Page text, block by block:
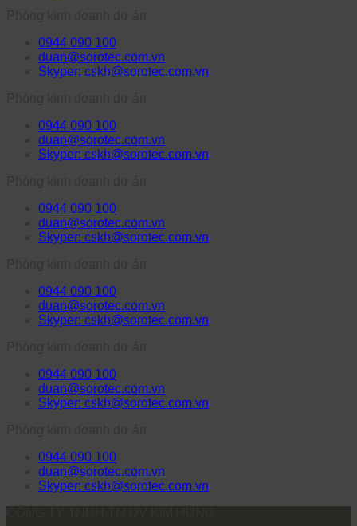
0944 090 100
duan@sorotec.com.vn
Skyper: cskh@sorotec.com.vn
0944 090 100
duan@sorotec.com.vn
Skyper: cskh@sorotec.com.vn
0944 090 100
duan@sorotec.com.vn
Skyper: cskh@sorotec.com.vn
0944 090 100
duan@sorotec.com.vn
Skyper: cskh@sorotec.com.vn
0944 090 100
duan@sorotec.com.vn
Skyper: cskh@sorotec.com.vn
0944 090 100
duan@sorotec.com.vn
Skyper: cskh@sorotec.com.vn